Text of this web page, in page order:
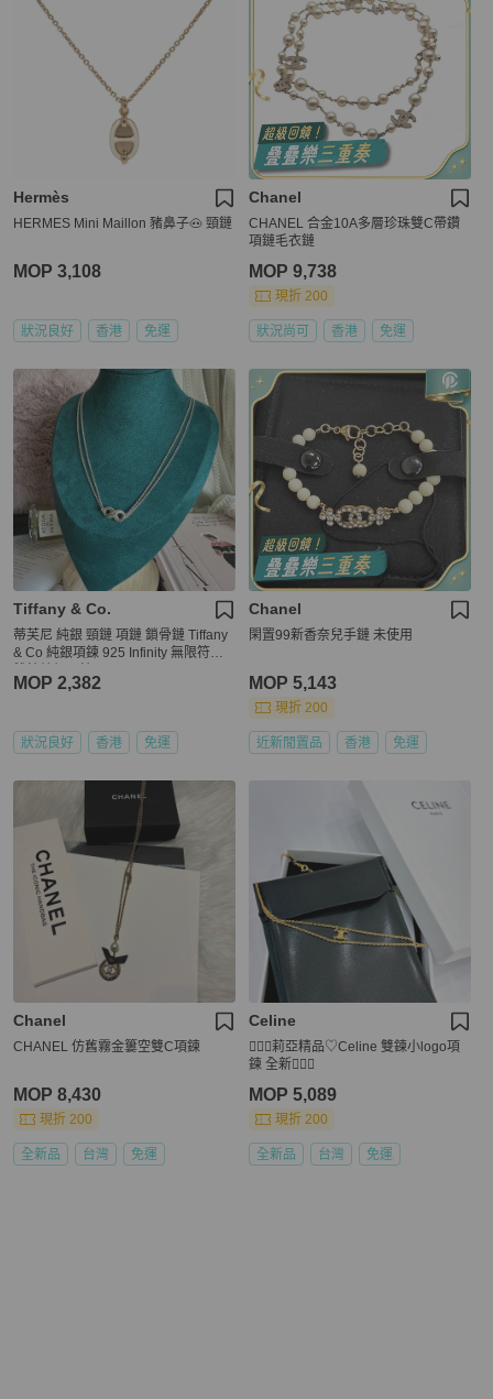
Hermès
HERMES Mini Maillon 豬鼻子🐽 頸鏈
MOP 3,108
狀況良好 香港 免運
Chanel
CHANEL 合金10A多層珍珠雙C帶鑽
項鏈毛衣鏈
MOP 9,738
現折 200
狀況尚可 香港 免運
Tiffany & Co.
蒂芙尼 純銀 頸鏈 項鏈 鎖骨鏈 Tiffany
& Co 純銀項鍊 925 Infinity 無限符號
MOP 2,382
狀況良好 香港 免運
Chanel
閑置99新香奈兒手鏈 未使用
MOP 5,143
現折 200
近新閒置品 香港 免運
Chanel
CHANEL 仿舊霧金簍空雙C項鍊
MOP 8,430
現折 200
全新品 台灣 免運
Celine
🧚🏻‍♀️莉亞精品♡Celine 雙鍊小logo項
鍊 全新🧚🏻‍♀️
MOP 5,089
現折 200
全新品 台灣 免運